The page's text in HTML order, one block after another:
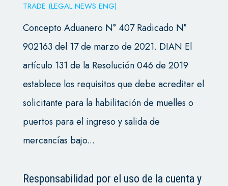
TRADE (LEGAL NEWS ENG)
Concepto Aduanero N° 407 Radicado N°
902163 del 17 de marzo de 2021. DIAN El
artículo 131 de la Resolución 046 de 2019
establece los requisitos que debe acreditar el
solicitante para la habilitación de muelles o
puertos para el ingreso y salida de
mercancías bajo...
Responsabilidad por el uso de la cuenta y